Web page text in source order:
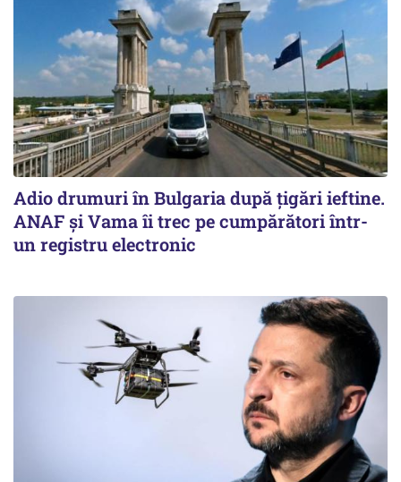
Adio drumuri în Bulgaria după țigări ieftine.
ANAF și Vama îi trec pe cumpărători într-
un registru electronic